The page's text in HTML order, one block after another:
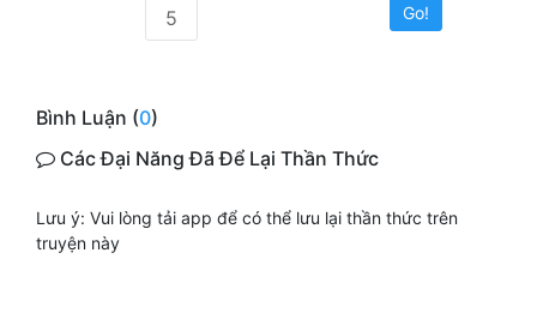
5
Go!
Bình Luận (0)
Các Đại Năng Đã Để Lại Thần Thức
Lưu ý: Vui lòng tải app để có thể lưu lại thần thức trên
truyện này